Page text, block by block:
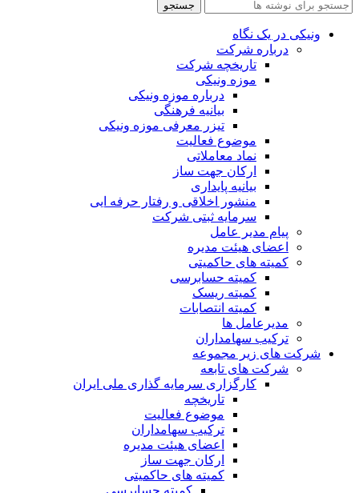
جستجو
ونیکی در یک نگاه
درباره شرکت
تاریخچه شرکت
موزه ونیکی
درباره موزه ونیکی
بیانیه فرهنگی
تیزر معرفی موزه ونیکی
موضوع فعالیت
نماد معاملاتی
ارکان جهت ساز
بیانیه پایداری
منشور اخلاقی و رفتار حرفه ایی
سرمایه ثبتی شرکت
پیام مدیر عامل
اعضای هیئت مدیره
کمیته های حاکمیتی
کمیته حسابرسی
کمیته ریسک
کمیته انتصابات
مدیرعامل ها
ترکیب سهامداران
شرکت های زیر مجموعه
شرکت های تابعه
کارگزاری سرمایه گذاری ملی ایران
تاریخچه
موضوع فعالیت
ترکیب سهامداران
اعضای هیئت مدیره
ارکان جهت ساز
کمیته های حاکمیتی
کمیته حسابرسی